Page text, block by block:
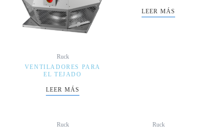
Ruck
VENTILADORES PARA
EL TEJADO
LEER MÁS
LEER MÁS
Ruck
Ruck